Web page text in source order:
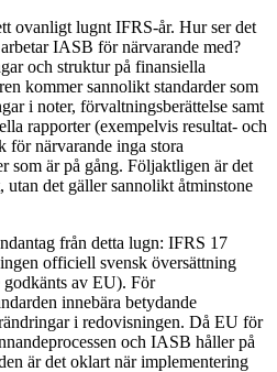
ovanligt lugnt IFRS-år. Hur ser det
IASB för närvarande med?
och struktur på finansiella
kommer sannolikt standarder som
i noter, förvaltningsberättelse samt
rapporter (exempelvis resultat- och
för närvarande inga stora
som är på gång. Följaktligen är det
utan det gäller sannolikt åtminstone
från detta lugn: IFRS 17
offi­ciell svensk översättning
godkänts av EU). För
innebära betydande
i redovisningen. Då EU för
och IASB håller på
är det oklart när implementering